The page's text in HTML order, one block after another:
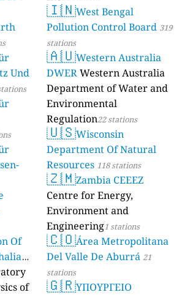
Und
Of
of
🇮🇳West Bengal
Pollution Control Board 319
stations
🇦🇺Western Australia
DWERWestern Australia
Department of Water and
Environmental
Regulation22 stations
🇺🇸Wisconsin
Department Of Natural
Resources 118 stations
🇿🇲Zambia CEEEZ
Centre for Energy,
Environment and
Engineering1 stations
🇨🇴Área Metropolitana
Del Valle De Aburrá 21
stations
🇬🇷ΥΠΟΥΡΓΕΙΟ